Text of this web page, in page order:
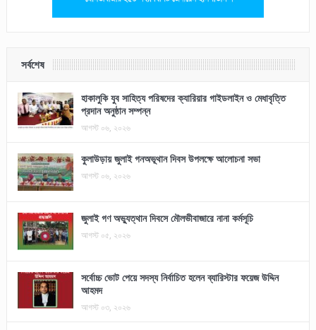
সর্বশেষ
হাকালুকি যুব সাহিত্য পরিষদের ক্যারিয়ার গাইডলাইন ও মেধাবৃত্তি
প্রদান অনুষ্ঠান সম্পন্ন
আগস্ট ০৬, ২০২৬
কুলাউড়ায় জুলাই গনঅভূথান দিবস উপলক্ষে আলোচনা সভা
আগস্ট ০৬, ২০২৬
জুলাই গণ অভ্যুত্থান দিবসে মৌলভীবাজারে নানা কর্মসূচি
আগস্ট ০৫, ২০২৬
সর্বোচ্চ ভোট পেয়ে সদস্য নির্বাচিত হলেন ব্যারিস্টার ফয়েজ উদ্দিন
আহমদ
আগস্ট ০৩, ২০২৬